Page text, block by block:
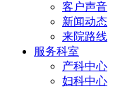
客户声音
新闻动态
来院路线
服务科室
产科中心
妇科中心